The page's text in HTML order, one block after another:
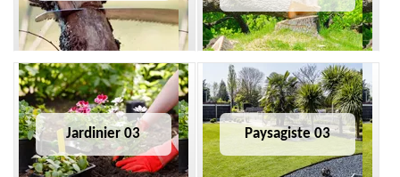
Jardinier 03 Paysagiste 03